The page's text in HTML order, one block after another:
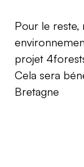
Pour le
projet
Cela sera
Bretagne